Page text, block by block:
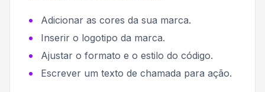
Adicionar as cores da sua marca.
Inserir o logotipo da marca.
Ajustar o formato e o estilo do código.
Escrever um texto de chamada para ação.